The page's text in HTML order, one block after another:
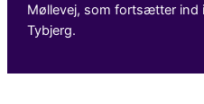
Møllevej, som fortsætter ind
Tybjerg.